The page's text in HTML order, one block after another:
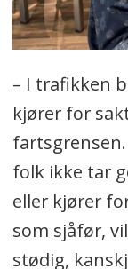
– I trafikken
kjører for
folk ikke tar
eller kjører
som sjåfør,
stødig,